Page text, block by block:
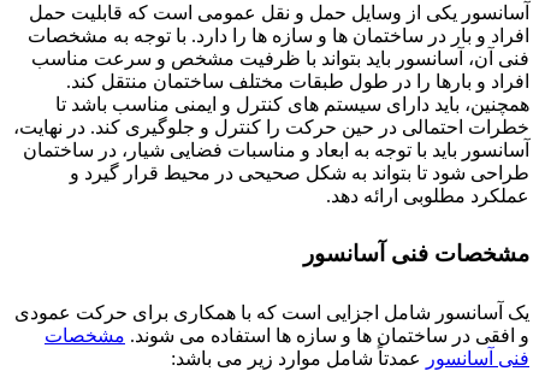
آسانسور یکی از وسایل حمل و نقل عمومی است که قابلیت حمل
افراد و بار در ساختمان ها و سازه ها را دارد. با توجه به مشخصات
فنی آن، آسانسور باید بتواند با ظرفیت مشخص و سرعت مناسب
افراد و بارها را در طول طبقات مختلف ساختمان منتقل کند.
همچنین، باید دارای سیستم های کنترل و ایمنی مناسب باشد تا
خطرات احتمالی در حین حرکت را کنترل و جلوگیری کند. در نهایت،
آسانسور باید با توجه به ابعاد و مناسبات فضایی شیار، در ساختمان
طراحی شود تا بتواند به شکل صحیحی در محیط قرار گیرد و
عملکرد مطلوبی ارائه دهد.
مشخصات فنی آسانسور
یک آسانسور شامل اجزایی است که با همکاری برای حرکت عمودی
و افقی در ساختمان ها و سازه ها استفاده می شوند. مشخصات
فنی آسانسور
عمدتاً شامل موارد زیر می باشد: